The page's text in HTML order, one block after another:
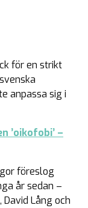
för en strikt
anpassa sig i
’oikofobi’ –
föreslog
år sedan –
David Lång och